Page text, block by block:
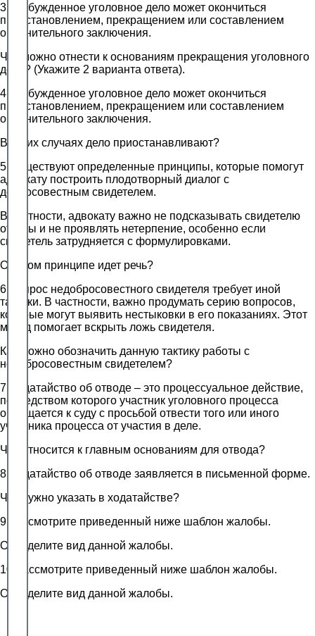
3 Возбужденное уголовное дело может окончиться
приостановлением, прекращением или составлением
обвинительного заключения.
Что можно отнести к основаниям прекращения уголовного
дела? (Укажите 2 варианта ответа).
4 Возбужденное уголовное дело может окончиться
приостановлением, прекращением или составлением
обвинительного заключения.
В каких случаях дело приостанавливают?
5 Существуют определенные принципы, которые помогут
адвокату построить плодотворный диалог с
добросовестным свидетелем.
В частности, адвокату важно не подсказывать свидетелю
ответы и не проявлять нетерпение, особенно если
свидетель затрудняется с формулировками.
О каком принципе идет речь?
6 Допрос недобросовестного свидетеля требует иной
тактики. В частности, важно продумать серию вопросов,
которые могут выявить нестыковки в его показаниях. Этот
метод помогает вскрыть ложь свидетеля.
Как можно обозначить данную тактику работы с
недобросовестным свидетелем?
7 Ходатайство об отводе – это процессуальное действие,
посредством которого участник уголовного процесса
обращается к суду с просьбой отвести того или иного
участника процесса от участия в деле.
Что относится к главным основаниям для отвода?
8 Ходатайство об отводе заявляется в письменной форме.
Что нужно указать в ходатайстве?
9 Рассмотрите приведенный ниже шаблон жалобы.
Определите вид данной жалобы.
10 Рассмотрите приведенный ниже шаблон жалобы.
Определите вид данной жалобы.